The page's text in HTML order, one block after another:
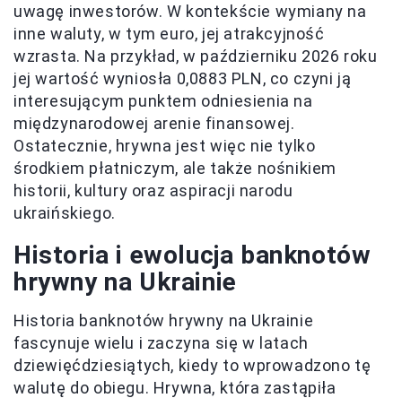
uwagę inwestorów. W kontekście wymiany na
inne waluty, w tym euro, jej atrakcyjność
wzrasta. Na przykład, w październiku 2026 roku
jej wartość wyniosła 0,0883 PLN, co czyni ją
interesującym punktem odniesienia na
międzynarodowej arenie finansowej.
Ostatecznie, hrywna jest więc nie tylko
środkiem płatniczym, ale także nośnikiem
historii, kultury oraz aspiracji narodu
ukraińskiego.
Historia i ewolucja banknotów
hrywny na Ukrainie
Historia banknotów hrywny na Ukrainie
fascynuje wielu i zaczyna się w latach
dziewięćdziesiątych, kiedy to wprowadzono tę
walutę do obiegu. Hrywna, która zastąpiła